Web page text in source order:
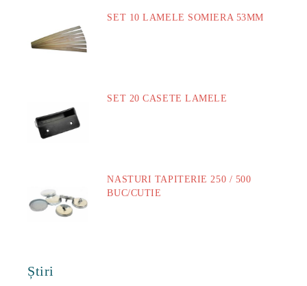
SET 10 LAMELE SOMIERA 53MM
SET 20 CASETE LAMELE
NASTURI TAPITERIE 250 / 500
BUC/CUTIE
Știri